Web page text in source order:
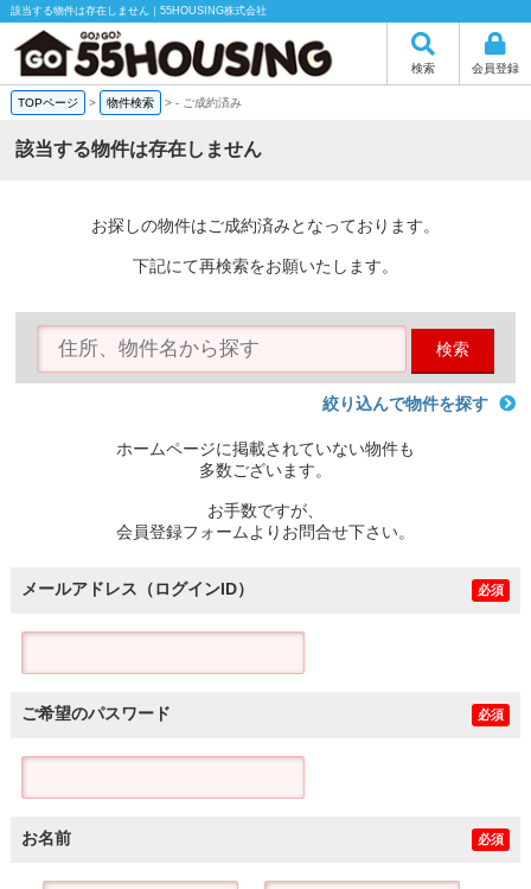
該当する物件は存在しません｜55HOUSING株式会社
検索 会員登録
TOPページ > 物件検索 >- ご成約済み
該当する物件は存在しません
お探しの物件はご成約済みとなっております。
下記にて再検索をお願いたします。
検索
絞り込んで物件を探す
ホームページに掲載されていない物件も
多数ございます。
お手数ですが、
会員登録フォームよりお問合せ下さい。
メールアドレス（ログインID） 必須
ご希望のパスワード 必須
お名前 必須